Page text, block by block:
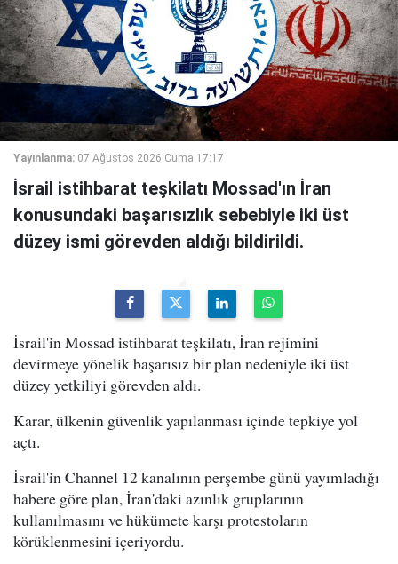
Yayınlanma: 07 Ağustos 2026 Cuma 17:17
İsrail istihbarat teşkilatı Mossad'ın İran
konusundaki başarısızlık sebebiyle iki üst
düzey ismi görevden aldığı bildirildi.
İsrail'in Mossad istihbarat teşkilatı, İran rejimini
devirmeye yönelik başarısız bir plan nedeniyle iki üst
düzey yetkiliyi görevden aldı.
Karar, ülkenin güvenlik yapılanması içinde tepkiye yol
açtı.
İsrail'in Channel 12 kanalının perşembe günü yayımladığı
habere göre plan, İran'daki azınlık gruplarının
kullanılmasını ve hükümete karşı protestoların
körüklenmesini içeriyordu.